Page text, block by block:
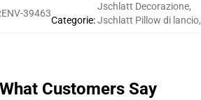
39463
Categorie:
Jschlatt Decorazione,
Jschlatt Pillow di lancio,
What Customers Say